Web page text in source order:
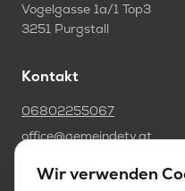
Vogelgasse 1a/1 Top3
3251 Purgstall
Kontakt
06802255067
office@gemeindetv.at
FAQ
Wir verwenden